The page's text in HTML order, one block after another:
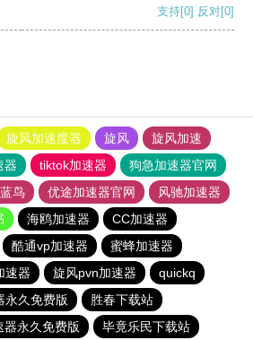
支持[0] 反对[0]
旋风加速度器 旋风
旋风加速
器 tiktok加速器
狗急加速器官网
鸟 优途加速器官网
风驰加速器
海鸥加速器
CC加速器
酷通vp加速器
蜜蜂加速器
速器 旋风pvn加速器
quickq
永久免费版
胜春下载站
器永久免费版
毕竟乐民下载站